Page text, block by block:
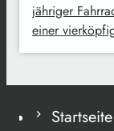
jähriger
einer
Startseite